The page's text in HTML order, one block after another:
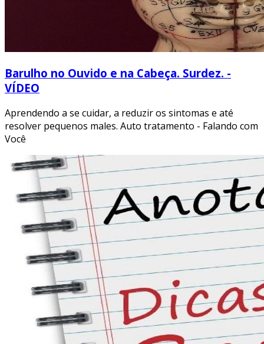
Barulho no Ouvido e na Cabeça. Surdez. -
VÍDEO
Aprendendo a se cuidar, a reduzir os sintomas e até
resolver pequenos males. Auto tratamento - Falando com
Você